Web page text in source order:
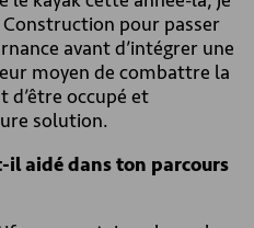
pour passer
avant d’intégrer une
moyen de combattre la
d’être occupé et
solution.
il aidé dans ton parcours